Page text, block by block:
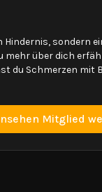
Hindernis, sondern
über dich erfährst. Mit
du Schmerzen mit
Schmerz mit
nur ein Hinweis
Bewegung zu
Mitglied